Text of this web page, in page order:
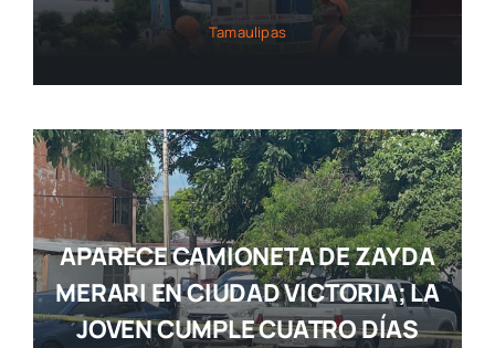
Tamaulipas
APARECE CAMIONETA DE ZAYDA
MERARI EN CIUDAD VICTORIA; LA
JOVEN CUMPLE CUATRO DÍAS